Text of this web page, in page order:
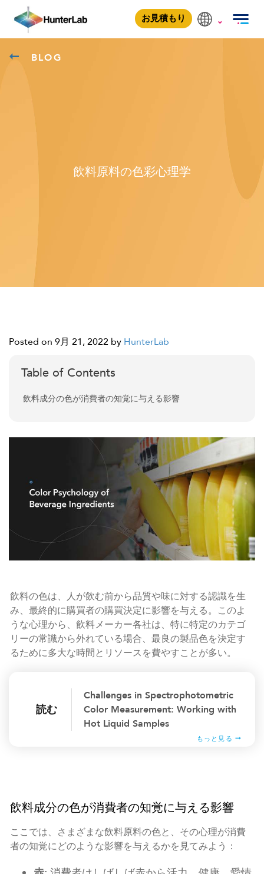
お見積もり
BLOG
飲料原料の色彩心理学
Posted on 9月 21, 2022 by HunterLab
Table of Contents
飲料成分の色が消費者の知覚に与える影響
飲料の色は、人が飲む前から品質や味に対する認識を生
み、最終的に購買者の購買決定に影響を与える。このよ
うな心理から、飲料メーカー各社は、特に特定のカテゴ
リーの常識から外れている場合、最良の製品色を決定す
るために多大な時間とリソースを費やすことが多い。
読む
Challenges in Spectrophotometric
Color Measurement: Working with
Hot Liquid Samples
もっと見る
飲料成分の色が消費者の知覚に与える影響
ここでは、さまざまな飲料原料の色と、その心理が消費
者の知覚にどのような影響を与えるかを見てみよう：